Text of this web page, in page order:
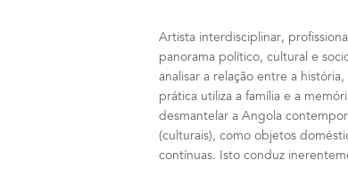
Artista interdisciplinar,
panorama político, cultural e
analisar a relação entre a
prática utiliza a família e a
desmantelar a Angola
(culturais), como objetos
contínuas. Isto conduz